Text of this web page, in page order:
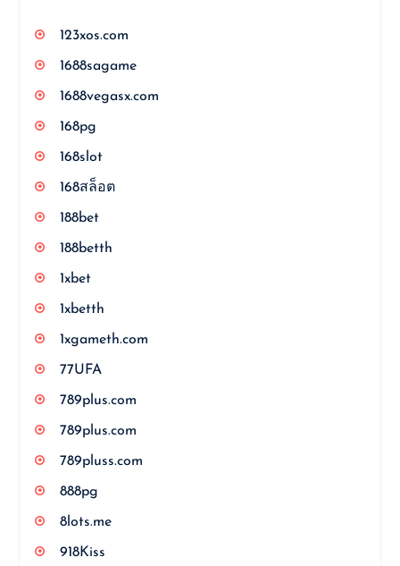
123xos.com
1688sagame
1688vegasx.com
168pg
168slot
168สล็อต
188bet
188betth
1xbet
1xbetth
1xgameth.com
77UFA
789plus.com
789plus.com
789pluss.com
888pg
8lots.me
918Kiss